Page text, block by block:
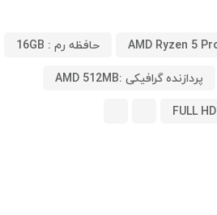
حافظه رم : 16GB
پردازنده گرافیکی :AMD 512MB